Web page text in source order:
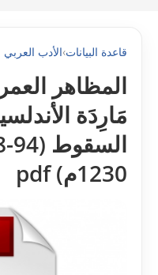
قاعدة البيانات›الأدب العربي
المظاهر
مَارِدَة
1230م) pdf